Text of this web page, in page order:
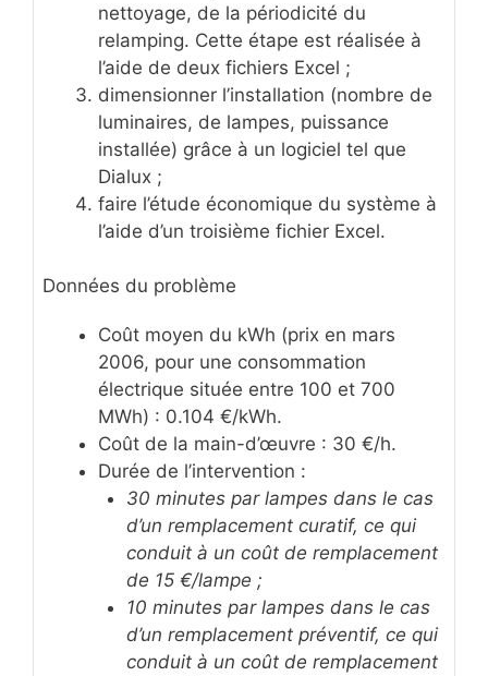
nettoyage, de la périodicité du
relamping. Cette étape est réalisée à
l’aide de deux fichiers Excel ;
dimensionner l’installation (nombre de
luminaires, de lampes, puissance
installée) grâce à un logiciel tel que
Dialux ;
faire l’étude économique du système à
l’aide d’un troisième fichier Excel.
Données du problème
Coût moyen du kWh (prix en mars
2006, pour une consommation
électrique située entre 100 et 700
MWh) : 0.104 €/kWh.
Coût de la main-d’œuvre : 30 €/h.
Durée de l’intervention :
30 minutes par lampes dans le cas
d’un remplacement curatif, ce qui
conduit à un coût de remplacement
de 15 €/lampe ;
10 minutes par lampes dans le cas
d’un remplacement préventif, ce qui
conduit à un coût de remplacement